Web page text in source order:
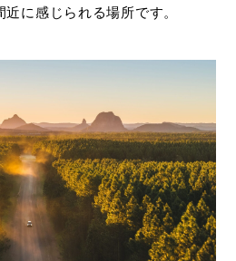
に感じられる場所です。